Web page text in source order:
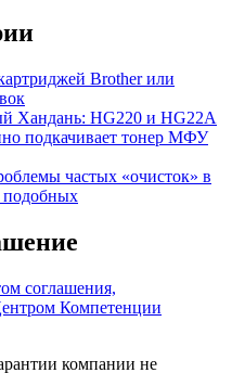
Brother или
Хандань: HG220 и HG22A
подкачивает тонер МФУ
частых «очисток» в
подобных
соглашения,
Компетенции
компании не